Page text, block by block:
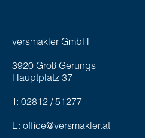
versmakler GmbH
3920 Groß Gerungs
Hauptplatz 37
T: 02812 / 51277
E: office@versmakler.at